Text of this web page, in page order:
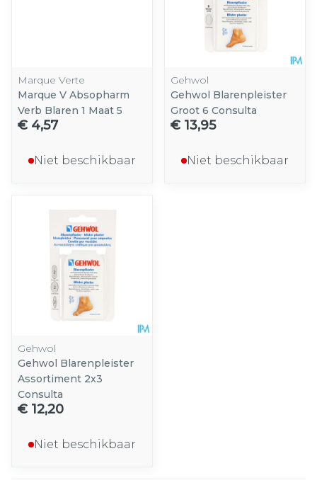
Marque Verte
Marque V Absopharm
Verb Blaren 1 Maat 5
€ 4,57
Niet beschikbaar
Gehwol
Gehwol Blarenpleister
Groot 6 Consulta
€ 13,95
Niet beschikbaar
Gehwol
Gehwol Blarenpleister
Assortiment 2x3
Consulta
€ 12,20
Niet beschikbaar